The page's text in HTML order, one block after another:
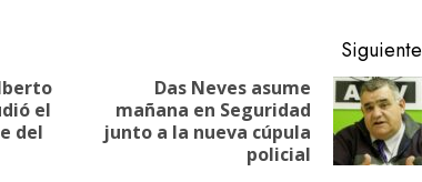
Entrada
anterior:
el
del
Siguiente
Siguiente
entrada:
Das Neves asume
mañana en Seguridad
junto a la nueva cúpula
policial